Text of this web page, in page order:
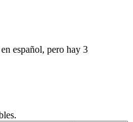
español, pero hay 3